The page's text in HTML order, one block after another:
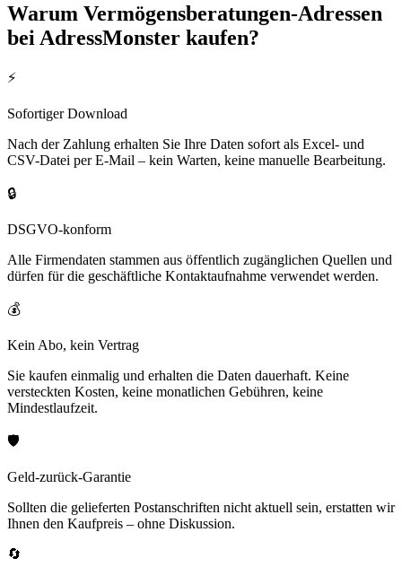
Warum Vermögensberatungen-Adressen
bei AdressMonster kaufen?
⚡
Sofortiger Download
Nach der Zahlung erhalten Sie Ihre Daten sofort als Excel- und
CSV-Datei per E-Mail – kein Warten, keine manuelle Bearbeitung.
🔒
DSGVO-konform
Alle Firmendaten stammen aus öffentlich zugänglichen Quellen und
dürfen für die geschäftliche Kontaktaufnahme verwendet werden.
💰
Kein Abo, kein Vertrag
Sie kaufen einmalig und erhalten die Daten dauerhaft. Keine
versteckten Kosten, keine monatlichen Gebühren, keine
Mindestlaufzeit.
🛡️
Geld-zurück-Garantie
Sollten die gelieferten Postanschriften nicht aktuell sein, erstatten wir
Ihnen den Kaufpreis – ohne Diskussion.
🔄